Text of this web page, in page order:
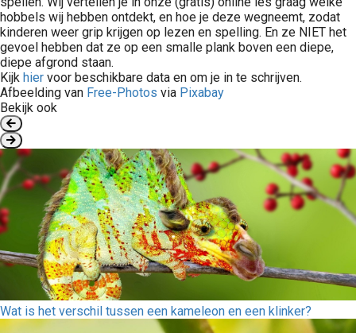
hobbels wij hebben ontdekt, en hoe je deze wegneemt, zodat
kinderen weer grip krijgen op lezen en spelling. En ze NIET het
gevoel hebben dat ze op een smalle plank boven een diepe,
diepe afgrond staan.
Kijk hier voor beschikbare data en om je in te schrijven.
Afbeelding van Free-Photos via Pixabay
Bekijk ook
Wat is het verschil tussen een kameleon en een klinker?